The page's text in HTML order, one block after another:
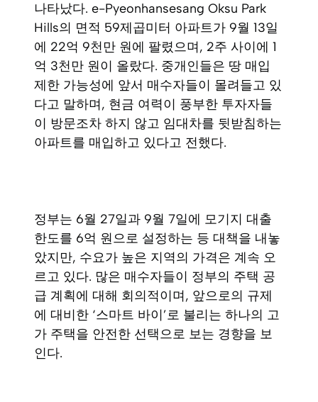
나타났다. e-Pyeonhansesang Oksu Park
Hills의 면적 59제곱미터 아파트가 9월 13일
에 22억 9천만 원에 팔렸으며, 2주 사이에 1
억 3천만 원이 올랐다. 중개인들은 땅 매입
제한 가능성에 앞서 매수자들이 몰려들고 있
다고 말하며, 현금 여력이 풍부한 투자자들
이 방문조차 하지 않고 임대차를 뒷받침하는
아파트를 매입하고 있다고 전했다.
정부는 6월 27일과 9월 7일에 모기지 대출
한도를 6억 원으로 설정하는 등 대책을 내놓
았지만, 수요가 높은 지역의 가격은 계속 오
르고 있다. 많은 매수자들이 정부의 주택 공
급 계획에 대해 회의적이며, 앞으로의 규제
에 대비한 ‘스마트 바이’로 불리는 하나의 고
가 주택을 안전한 선택으로 보는 경향을 보
인다.